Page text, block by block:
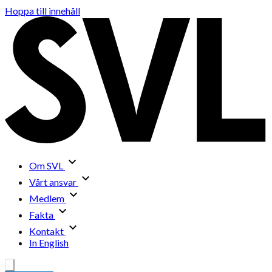
Hoppa till innehåll
Om SVL
Vårt ansvar
Medlem
Fakta
Kontakt
In English